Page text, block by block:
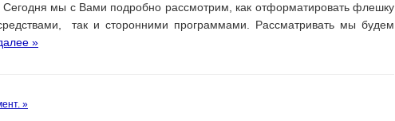
Сегодня мы с Вами подробно рассмотрим, как отформатировать флешку
так и сторонними программами. Рассматривать мы будем
»
»